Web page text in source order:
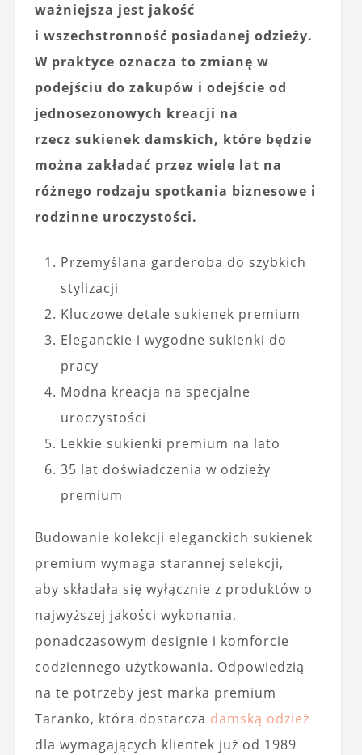
ważniejsza jest jakość
i wszechstronność posiadanej odzieży.
W praktyce oznacza to zmianę w
podejściu do zakupów i odejście od
jednosezonowych kreacji na
rzecz sukienek damskich, które będzie
można zakładać przez wiele lat na
różnego rodzaju spotkania biznesowe i
rodzinne uroczystości.
Przemyślana garderoba do szybkich
stylizacji
Kluczowe detale sukienek premium
Eleganckie i wygodne sukienki do
pracy
Modna kreacja na specjalne
uroczystości
Lekkie sukienki premium na lato
35 lat doświadczenia w odzieży
premium
Budowanie kolekcji eleganckich sukienek
premium wymaga starannej selekcji,
aby składała się wyłącznie z produktów o
najwyższej jakości wykonania,
ponadczasowym designie i komforcie
codziennego użytkowania. Odpowiedzią
na te potrzeby jest marka premium
Taranko, która dostarcza damską odzież
dla wymagających klientek już od 1989